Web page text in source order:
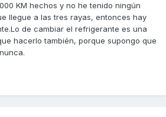
KM hechos y no he tenido ningún
llegue a las tres rayas, entonces hay
de cambiar el refrigerante es una
hacerlo también, porque supongo que